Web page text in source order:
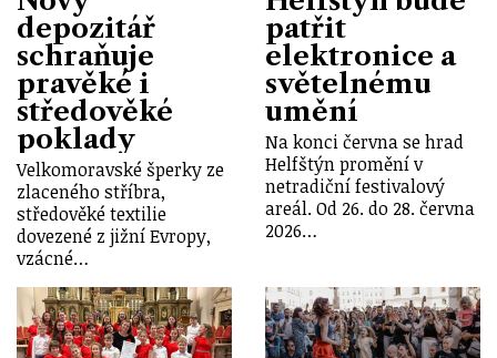
depozitář
schraňuje
pravěké i
středověké
poklady
Velkomoravské šperky ze
zlaceného stříbra,
středověké textilie
dovezené z jižní Evropy,
vzácné…
patřit
elektronice a
světelnému
umění
Na konci června se hrad
Helfštýn promění v
netradiční festivalový
areál. Od 26. do 28. června
2026…